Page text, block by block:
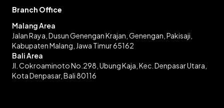
Branch Office
Malang Area
Jalan Raya, Dusun Genengan Krajan, Genengan, Pakisaji,
Kabupaten Malang, Jawa Timur 65162
Bali Area
Jl. Cokroaminoto No.298, Ubung Kaja, Kec. Denpasar Utara,
Kota Denpasar, Bali 80116